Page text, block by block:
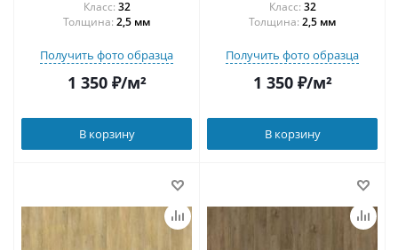
32
Толщина: 2,5 мм
Получить фото образца
1 350₽/м²
В корзину
32
Толщина: 2,5 мм
Получить фото образца
1 350₽/м²
В корзину